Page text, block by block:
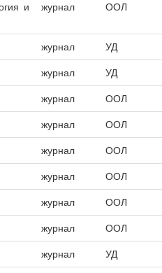
и
журнал ООЛ
журнал УД
журнал УД
журнал ООЛ
журнал ООЛ
журнал ООЛ
журнал ООЛ
журнал ООЛ
журнал ООЛ
журнал УД